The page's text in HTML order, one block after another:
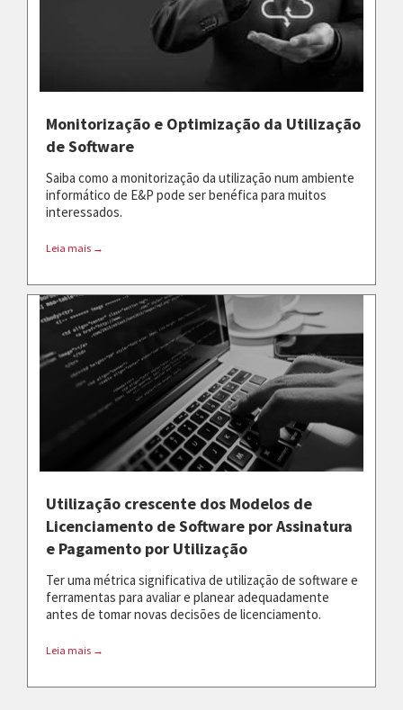
Monitorização e Optimização da Utilização
de Software
Saiba como a monitorização da utilização num ambiente
informático de E&P pode ser benéfica para muitos
interessados.
Leia mais →
Utilização crescente dos Modelos de
Licenciamento de Software por Assinatura
e Pagamento por Utilização
Ter uma métrica significativa de utilização de software e
ferramentas para avaliar e planear adequadamente
antes de tomar novas decisões de licenciamento.
Leia mais →